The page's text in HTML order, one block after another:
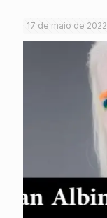
17 de maio de 2022